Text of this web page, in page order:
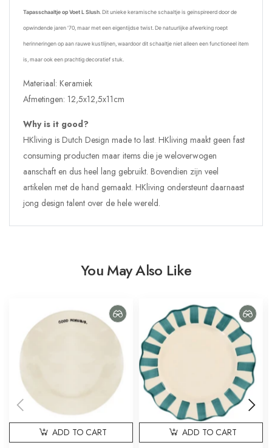
Tapasschaaltje op Voet L Slush . Dit unieke keramische schaaltje is geïnspireerd door de
opwindende jaren '70, maar met een eigentijdse twist. De natuurlijke afwerking roept
herinneringen op aan rauwe kustlijnen, waardoor dit schaaltje niet alleen een functioneel item
is, maar ook een prachtig decoratief stuk.
Materiaal: Keramiek
Afmetingen: 12,5x12,5x11cm
Why is it good?
HKliving is Dutch Design made to last. HKliving maakt geen fast
consuming producten maar items die je weloverwogen
aanschaft en dus heel lang gebruikt. Bovendien zijn veel
artikelen met de hand gemaakt. HKliving ondersteunt daarnaast
jong design talent over de hele wereld.
You May Also Like
ADD TO CART
ADD TO CART